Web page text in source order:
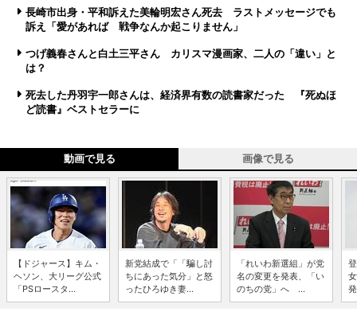
長崎市出身・平和訴えた美輪明宏さん死去 ラストメッセージでも
訴え「愛があれば 戦争なんか起こりません」
つげ義春さんと白土三平さん カリスマ漫画家、二人の「違い」と
は？
死去した丹羽宇一郎さんは、経済界有数の読書家だった 『死ぬほ
ど読書』ベストセラーに
動画で見る 画像で見る
【ドジャース】キム・
ヘソン、大リーグ公式
「PSロースタ...
新党結成で「「騙し討
ちにあった気分」と怒
ったひろゆき妻...
「れいわ新選組」が党
名の変更を発表、「い
のちの党」へ ...